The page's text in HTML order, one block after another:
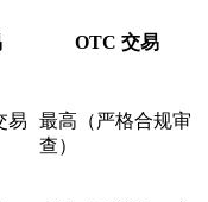
OTC 交易
易
最高（严格合规审
查）